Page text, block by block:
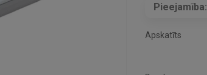
Pieejamība:
Apskatīts